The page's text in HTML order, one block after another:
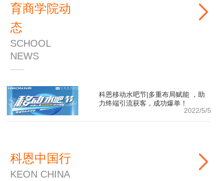
育商学院动
态
SCHOOL
NEWS
科恩移动水吧节|多重布局赋能 ，助
力终端引流获客，成功爆单！
2022/5/5
科恩中国行
KEON CHINA